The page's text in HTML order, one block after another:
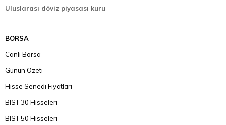
Uluslarası döviz piyasası kuru
BORSA
Canlı Borsa
Günün Özeti
Hisse Senedi Fiyatları
BIST 30 Hisseleri
BIST 50 Hisseleri